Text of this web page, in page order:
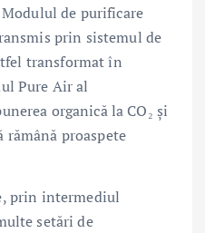
de purificare
prin sistemul de
transformat în
Pure Air al
organică la CO₂ și
proaspete
prin intermediul
setări de